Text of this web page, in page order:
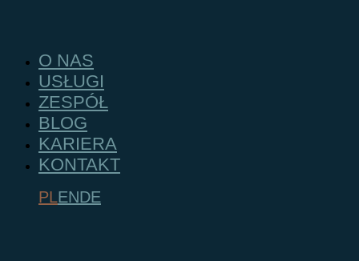
O NAS
USŁUGI
ZESPÓŁ
BLOG
KARIERA
KONTAKT
PLENDE